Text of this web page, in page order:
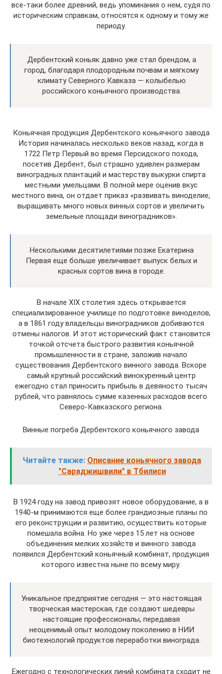
все-таки более древний, ведь упоминания о нем, судя по
историческим справкам, относятся к одному и тому же
периоду.
Дербентский коньяк давно уже стал брендом, а
город, благодаря плодородным почвам и мягкому
климату Северного Кавказа — колыбелью
российского коньячного производства.
Коньячная продукция Дербентского коньячного завода
История начиналась несколько веков назад, когда в
1722 Петр Первый во время Персидского похода,
посетив Дербент, был страшно удивлен размерам
виноградных плантаций и мастерству выкурки спирта
местными умельцами. В полной мере оценив вкус
местного вина, он отдает приказ «развивать виноделие,
выращивать много новых винных сортов и увеличить
земельные площади виноградников».
Несколькими десятилетиями позже Екатерина
Первая еще больше увеличивает выпуск белых и
красных сортов вина в городе.
В начале XIX столетия здесь открывается
специализированное училище по подготовке виноделов,
а в 1861 году владельцы виноградников добиваются
отмены налогов. И этот исторический факт становится
точкой отсчета быстрого развития коньячной
промышленности в стране, заложив начало
существования Дербентского винного завода. Вскоре
самый крупный российский винокуренный центр
ежегодно стал приносить прибыль в девяносто тысяч
рублей, что равнялось сумме казенных расходов всего
Северо-Кавказского региона.
Винные погреба Дербентского коньячного завода
Читайте также: Описание коньячного завода
"Сараджишвили" в Тбилиси
В 1924 году на завод привозят новое оборудование, а в
1940-м принимаются еще более грандиозные планы по
его реконструкции и развитию, осуществить которые
помешала война. Но уже через 15 лет на основе
объединения мелких хозяйств и винного завода
появился Дербентский коньячный комбинат, продукция
которого известна ныне по всему миру.
Уникальное предприятие сегодня — это настоящая
творческая мастерская, где создают шедевры
настоящие профессионалы, передавая
неоценимый опыт молодому поколению в НИИ
биотехнологий продуктов переработки винограда.
Ежегодно с технологических линий комбината сходит не